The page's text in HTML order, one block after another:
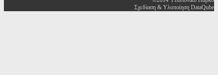
Σχεδίαση & Υλοποίηση DataQube